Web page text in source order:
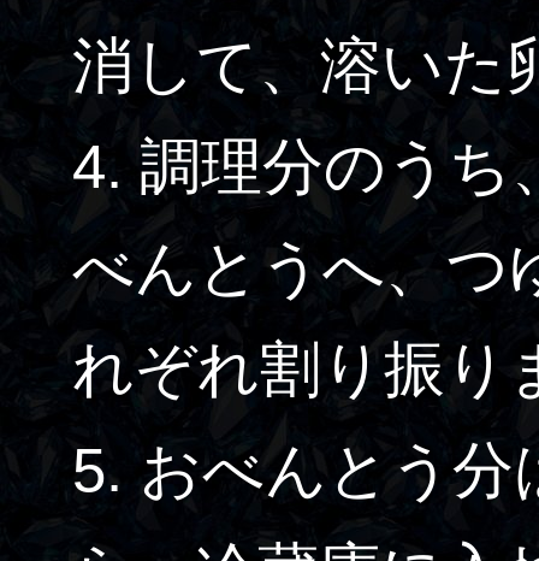
消して、溶いた
4. 調理分のうち
べんとうへ、つ
れぞれ割り振り
5. おべんとう分